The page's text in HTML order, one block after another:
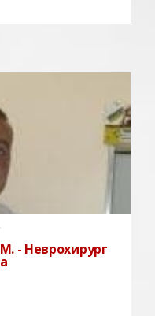
по
"Св. Марина" в
и в ДКЦ I "Св.
1 в град Добрич.Д-
Е
- Неврохирург